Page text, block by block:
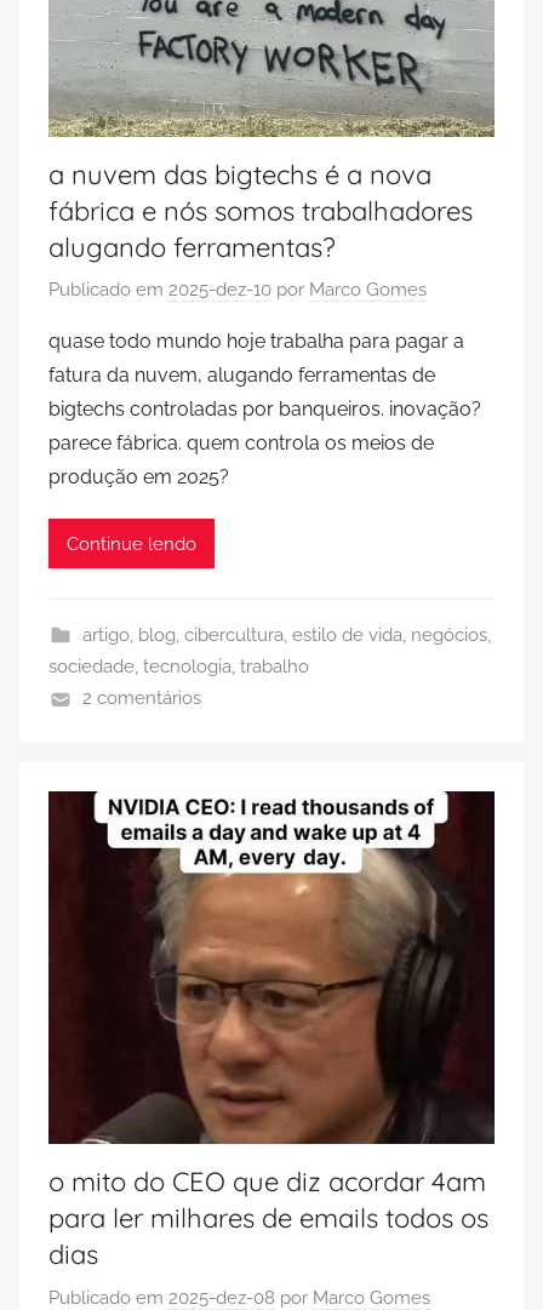
a nuvem das bigtechs é a nova
fábrica e nós somos trabalhadores
alugando ferramentas?
Publicado em 2025-dez-10 por Marco Gomes
quase todo mundo hoje trabalha para pagar a
fatura da nuvem, alugando ferramentas de
bigtechs controladas por banqueiros. inovação?
parece fábrica. quem controla os meios de
produção em 2025?
Continue lendo
artigo, blog, cibercultura, estilo de vida, negócios,
sociedade, tecnologia, trabalho
2 comentários
o mito do CEO que diz acordar 4am
para ler milhares de emails todos os
dias
Publicado em 2025-dez-08 por Marco Gomes